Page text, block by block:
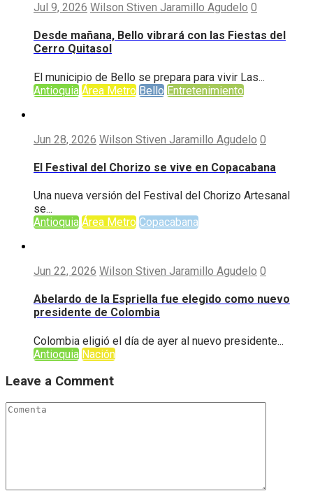
Jul 9, 2026 Wilson Stiven Jaramillo Agudelo 0
Desde mañana, Bello vibrará con las Fiestas del
Cerro Quitasol
El municipio de Bello se prepara para vivir Las...
Antioquia Área Metro Bello Entretenimiento
Jun 28, 2026 Wilson Stiven Jaramillo Agudelo 0
El Festival del Chorizo se vive en Copacabana
Una nueva versión del Festival del Chorizo Artesanal
se...
Antioquia Área Metro Copacabana
Jun 22, 2026 Wilson Stiven Jaramillo Agudelo 0
Abelardo de la Espriella fue elegido como nuevo
presidente de Colombia
Colombia eligió el día de ayer al nuevo presidente...
Antioquia Nación
Leave a Comment